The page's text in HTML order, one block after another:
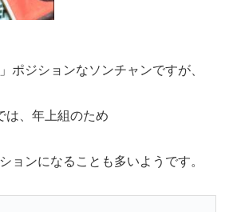
ポジションなソンチャンですが、
は、年上組のため
ョンになることも多いようです。